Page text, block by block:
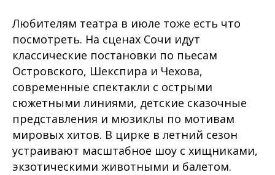
Любителям театра в июле тоже есть что
посмотреть. На сценах Сочи идут
классические постановки по пьесам
Островского, Шекспира и Чехова,
современные спектакли с острыми
сюжетными линиями, детские сказочные
представления и мюзиклы по мотивам
мировых хитов. В цирке в летний сезон
устраивают масштабное шоу с хищниками,
экзотическими животными и балетом.